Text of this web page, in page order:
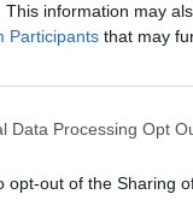
This information may
Participants that may
Data Processing Opt
opt-out of the Sharing
María, donde
y a “seguir
paterno
que decidan
a informar a los